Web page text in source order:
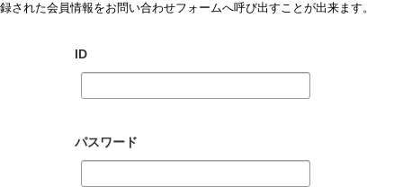
録された会員情報をお問い合わせフォームへ呼び出すことが出来ます。
ID
パスワード